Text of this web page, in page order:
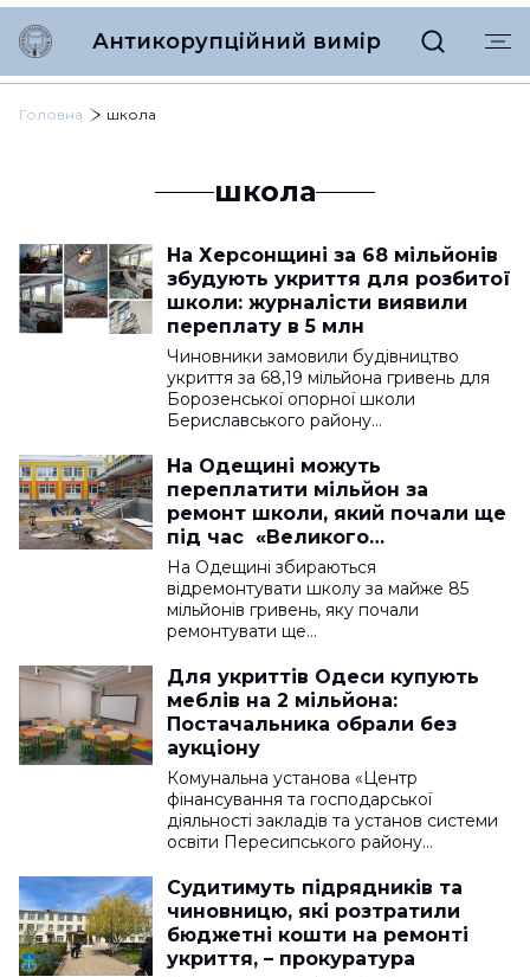
Антикорупційний вимір
Головна школа
школа
На Херсонщині за 68 мільйонів
збудують укриття для розбитої
школи: журналісти виявили
переплату в 5 млн
Чиновники замовили будівництво
укриття за 68,19 мільйона гривень для
Борозенської опорної школи
Бериславського району…
На Одещині можуть
переплатити мільйон за
ремонт школи, який почали ще
під час «Великого
будівництва»
На Одещині збираються
відремонтувати школу за майже 85
мільйонів гривень, яку почали
ремонтувати ще…
Для укриттів Одеси купують
меблів на 2 мільйона:
Постачальника обрали без
аукціону
Комунальна установа «Центр
фінансування та господарської
діяльності закладів та установ системи
освіти Пересипського району…
Судитимуть підрядників та
чиновницю, які розтратили
бюджетні кошти на ремонті
укриття, – прокуратура